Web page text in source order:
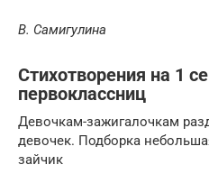
В. Самигулина
Стихотворения на 1
первоклассниц
Девочкам-зажигалочкам
девочек. Подборка
зайчик